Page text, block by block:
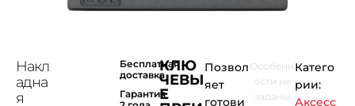
Накл
адна
я
Бесплатная
доставка
Гарантия
КЛЮ
ЧЕВЫ
Е
Позвол
яет
готови
Особенн
ости не
заданы
Катего
рии:
Аксесс